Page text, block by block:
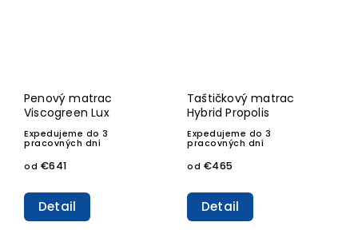
Penový matrac
Viscogreen Lux
Expedujeme do 3
pracovných dní
od €641
Detail
Taštičkový matrac
Hybrid Propolis
Expedujeme do 3
pracovných dní
od €465
Detail